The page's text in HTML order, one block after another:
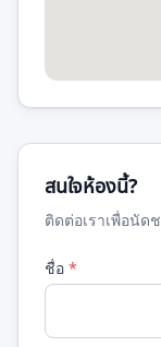
สนใจห้องนี้?
ติดต่อเราเพื่อนัด
ชื่อ *